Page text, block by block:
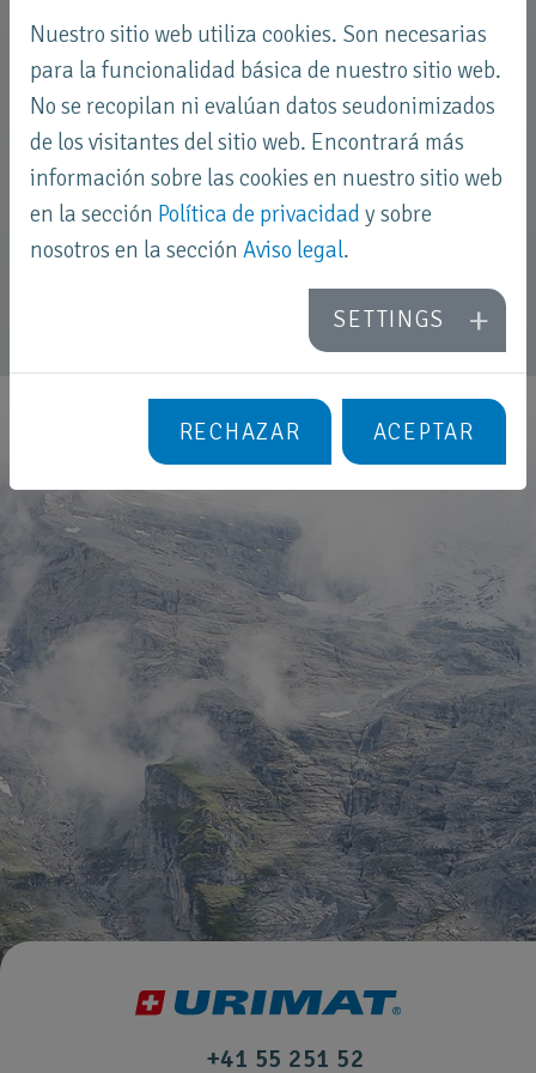
problemas y sin olores. Se fabrican
especialmente diferentes colores para que
usted haga que su proyecto individual sea
elegante.
PARA SABER MÁS
+41 55 251 52
Nuestro sitio web utiliza cookies. Son necesarias
para la funcionalidad básica de nuestro sitio web.
No se recopilan ni evalúan datos seudonimizados
de los visitantes del sitio web. Encontrará más
información sobre las cookies en nuestro sitio web
en la sección Política de privacidad y sobre
nosotros en la secciónAviso legal.
SETTINGS
RECHAZAR ACEPTAR